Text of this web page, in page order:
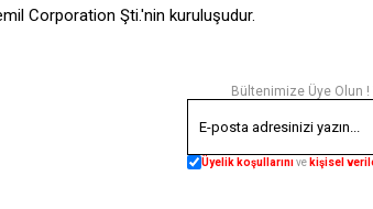
Corporation Şti.'nin kuruluşudur.
Bültenimize Üye Olun
Üyelik koşullarınıve kişisel